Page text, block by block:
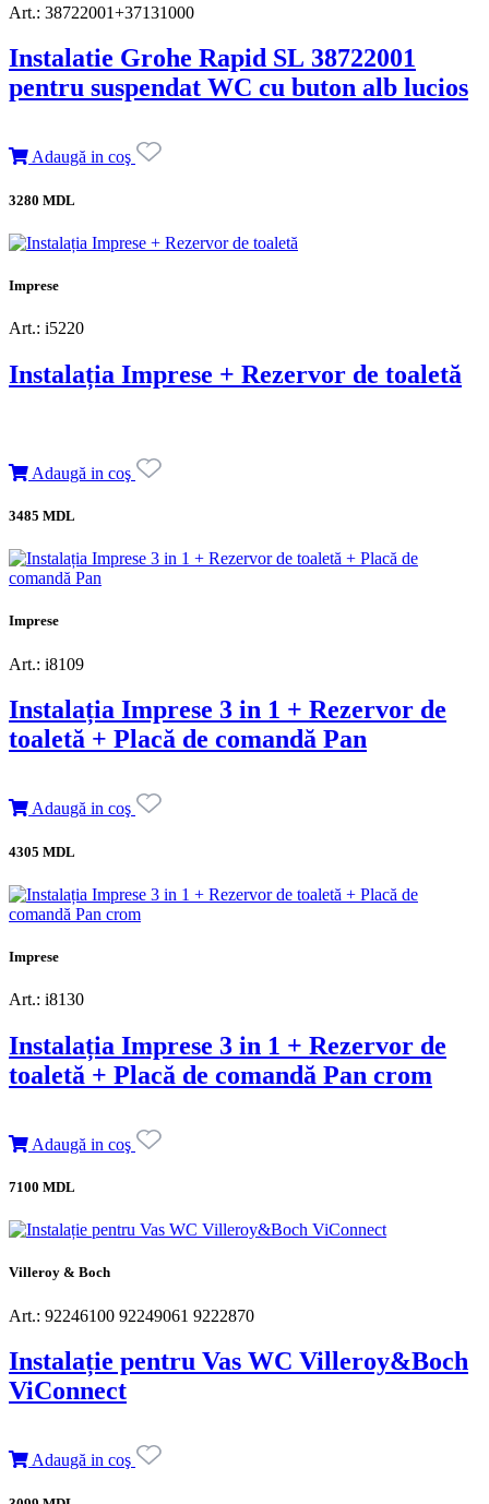
Art.: 38722001+37131000
Instalatie Grohe Rapid SL 38722001
pentru suspendat WC cu buton alb lucios
Adaugă in coş
3280 MDL
Imprese
Art.: i5220
Instalația Imprese + Rezervor de toaletă
Adaugă in coş
3485 MDL
Imprese
Art.: i8109
Instalația Imprese 3 in 1 + Rezervor de
toaletă + Placă de comandă Pan
Adaugă in coş
4305 MDL
Imprese
Art.: i8130
Instalația Imprese 3 in 1 + Rezervor de
toaletă + Placă de comandă Pan crom
Adaugă in coş
7100 MDL
Villeroy & Boch
Art.: 92246100 92249061 9222870
Instalație pentru Vas WC Villeroy&Boch
ViConnect
Adaugă in coş